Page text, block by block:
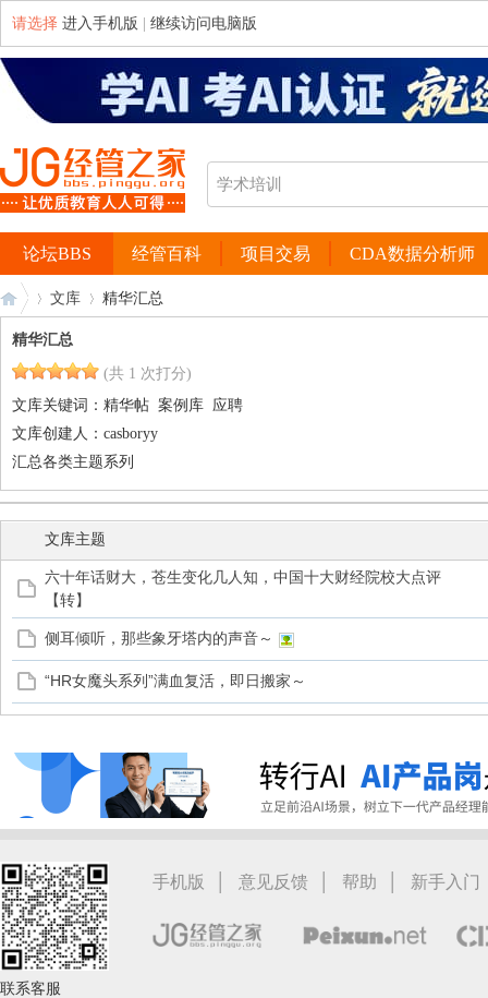
请选择 进入手机版 继续访问电脑版
经管百科 项目交易 CDA数据分析师
论坛BBS
之
文库 精华汇总
精华汇总
(共 1 次打分)
文库关键词： 精华帖 案例库 应聘
文库创建人： casboryy
汇总各类主题系列
文库主题
六十年话财大，苍生变化几人知，中国十大财经院校大点评
【转】
侧耳倾听，那些象牙塔内的声音～
“HR女魔头系列”满血复活，即日搬家～
手机版 | 意见反馈 | 帮助 | 新手入门
联系客服